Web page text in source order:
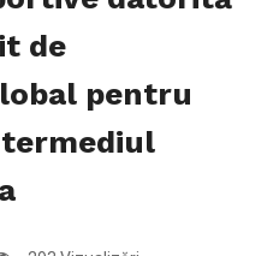
de
pentru